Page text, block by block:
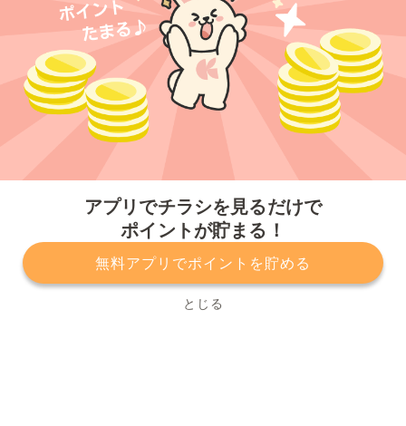
アプリでチラシを見るだけで
ポイントが貯まる！
無料アプリでポイントを貯める
とじる
プライバシーポリシー 利用規約
運営会社
サービスに関してのお問い合わせ